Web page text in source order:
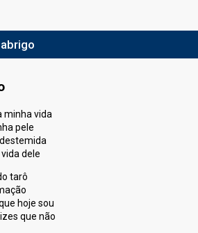
minha vida
pele
dele
tarô
hoje sou
que não